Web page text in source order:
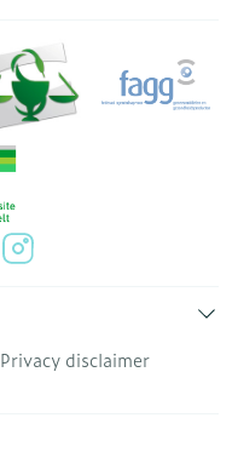
Privacy disclaimer